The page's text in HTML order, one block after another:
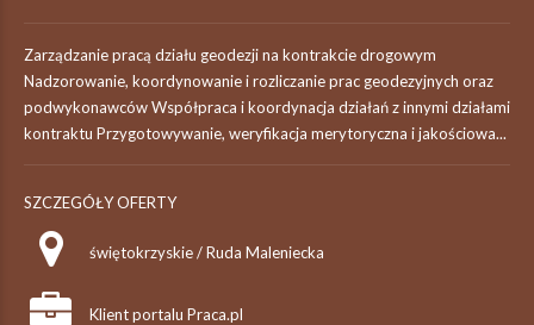
Zarządzanie pracą działu geodezji na kontrakcie drogowym
Nadzorowanie, koordynowanie i rozliczanie prac geodezyjnych oraz
podwykonawców Współpraca i koordynacja działań z innymi działami
kontraktu Przygotowywanie, weryfikacja merytoryczna i jakościowa...
SZCZEGÓŁY OFERTY
świętokrzyskie / Ruda Maleniecka
Klient portalu Praca.pl